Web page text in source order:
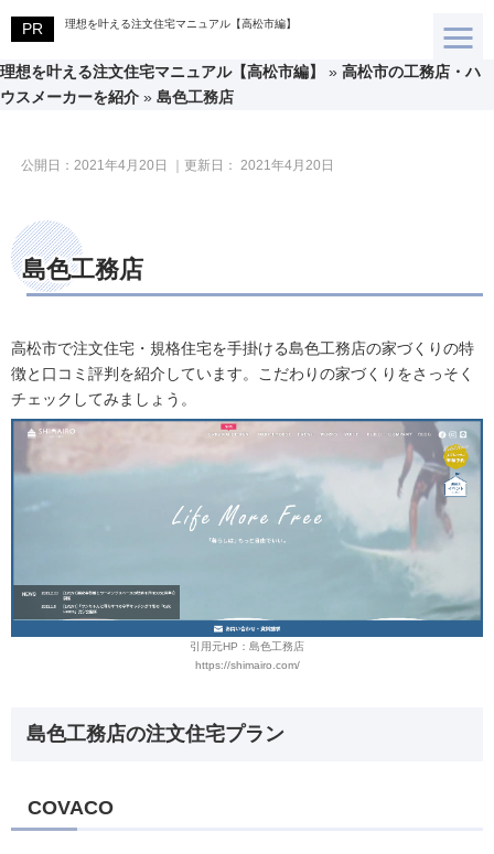
理想を叶える注文住宅マニュアル【高松市編】
理想を叶える注文住宅マニュアル【高松市編】 » 高松市の工務店・ハ
ウスメーカーを紹介 » 島色工務店
公開日： 2021年4月20日 ｜更新日： 2021年4月20日
島色工務店
高松市で注文住宅・規格住宅を手掛ける島色工務店の家づくりの特
徴と口コミ評判を紹介しています。こだわりの家づくりをさっそく
チェックしてみましょう。
引用元HP：島色工務店
https://shimairo.com/
島色工務店の注文住宅プラン
COVACO